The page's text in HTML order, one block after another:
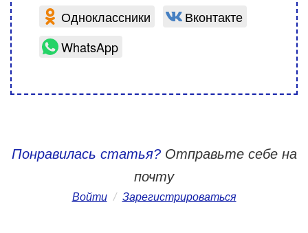
Одноклассники
Вконтакте
WhatsApp
Понравилась статья?Отправьте себе на
почту
Войти / Зарегистрироваться